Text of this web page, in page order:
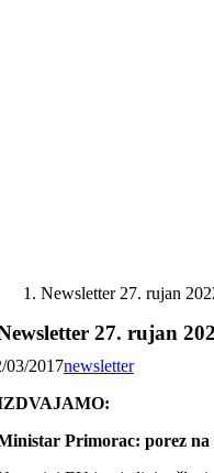
Newsletter 27. rujan
27. rujan
03/2017newsletter
Primorac: porez